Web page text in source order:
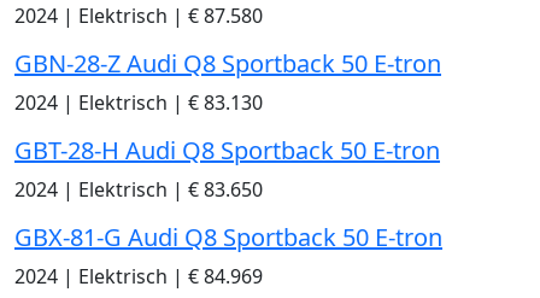
2024 | Elektrisch | € 87.580
GBN-28-Z Audi Q8 Sportback 50 E-tron
2024 | Elektrisch | € 83.130
GBT-28-H Audi Q8 Sportback 50 E-tron
2024 | Elektrisch | € 83.650
GBX-81-G Audi Q8 Sportback 50 E-tron
2024 | Elektrisch | € 84.969